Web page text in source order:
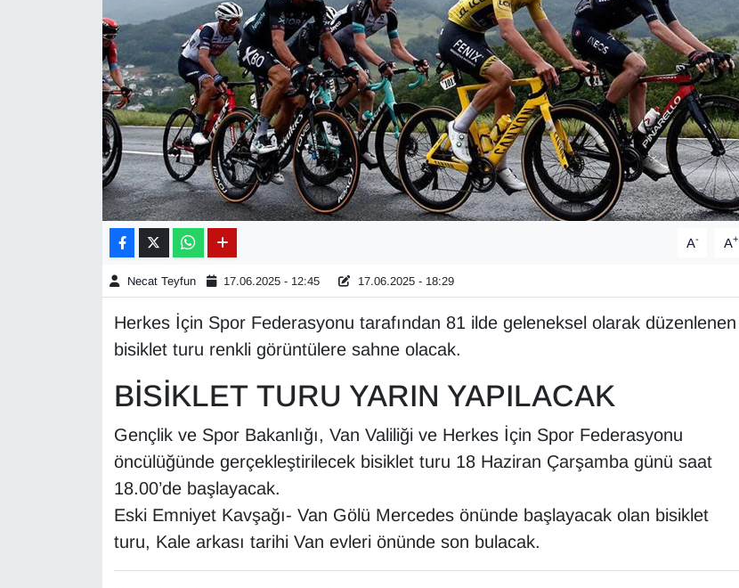
A- A+
Necat Teyfun 17.06.2025 - 12:45 17.06.2025 - 18:29
Herkes İçin Spor Federasyonu tarafından 81 ilde geleneksel olarak düzenlenen
bisiklet turu renkli görüntülere sahne olacak.
BİSİKLET TURU YARIN YAPILACAK
Gençlik ve Spor Bakanlığı, Van Valiliği ve Herkes İçin Spor Federasyonu
öncülüğünde gerçekleştirilecek bisiklet turu 18 Haziran Çarşamba günü saat
18.00’de başlayacak.
Eski Emniyet Kavşağı- Van Gölü Mercedes önünde başlayacak olan bisiklet
turu, Kale arkası tarihi Van evleri önünde son bulacak.
EKONOMİ
Eleman
En çok konuşulanlar
GENEL
HABERDE İNSAN
Kamu Alımları